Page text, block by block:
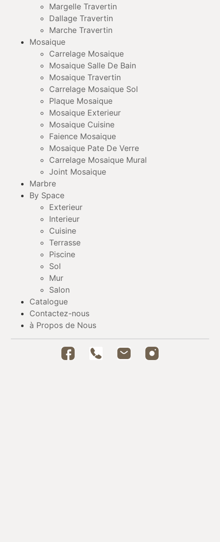
Margelle Travertin
Dallage Travertin
Marche Travertin
Mosaique
Carrelage Mosaique
Mosaique Salle De Bain
Mosaique Travertin
Carrelage Mosaique Sol
Plaque Mosaique
Mosaique Exterieur
Mosaique Cuisine
Faience Mosaique
Mosaique Pate De Verre
Carrelage Mosaique Mural
Joint Mosaique
Marbre
By Space
Exterieur
Interieur
Cuisine
Terrasse
Piscine
Sol
Mur
Salon
Catalogue
Contactez-nous
à Propos de Nous